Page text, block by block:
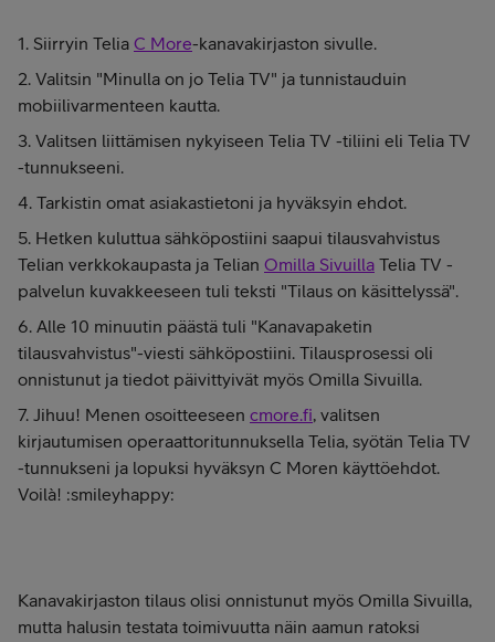
1. Siirryin Telia C More-kanavakirjaston sivulle.
2. Valitsin "Minulla on jo Telia TV" ja tunnistauduin
mobiilivarmenteen kautta.
3. Valitsen liittämisen nykyiseen Telia TV -tiliini eli Telia TV
-tunnukseeni.
4. Tarkistin omat asiakastietoni ja hyväksyin ehdot.
5. Hetken kuluttua sähköpostiini saapui tilausvahvistus
Telian verkkokaupasta ja Telian Omilla Sivuilla Telia TV -
palvelun kuvakkeeseen tuli teksti "Tilaus on käsittelyssä".
6. Alle 10 minuutin päästä tuli "Kanavapaketin
tilausvahvistus"-viesti sähköpostiini. Tilausprosessi oli
onnistunut ja tiedot päivittyivät myös Omilla Sivuilla.
7. Jihuu! Menen osoitteeseen cmore.fi, valitsen
kirjautumisen operaattoritunnuksella Telia, syötän Telia TV
-tunnukseni ja lopuksi hyväksyn C Moren käyttöehdot.
Voilà! :smileyhappy:
Kanavakirjaston tilaus olisi onnistunut myös Omilla Sivuilla,
mutta halusin testata toimivuutta näin aamun ratoksi